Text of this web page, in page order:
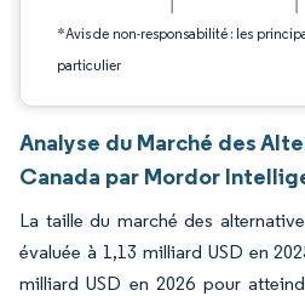
*Avis de non-responsabilité : les
particulier
Analyse du Marché des
Canada par Mordor
La taille du marché des
évaluée à 1,13 milliard USD en
milliard USD en 2026 pour